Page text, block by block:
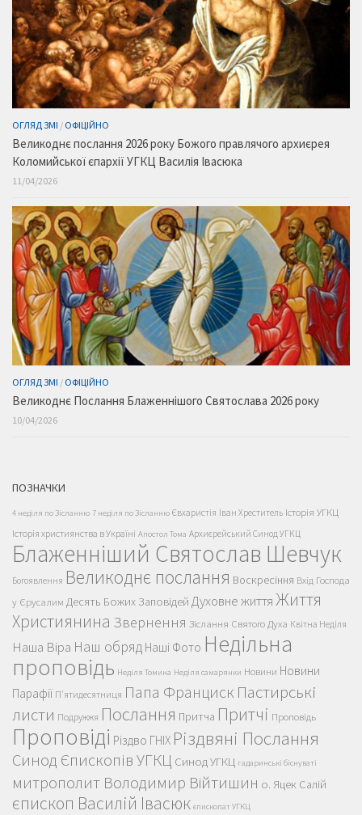
ОГЛЯД ЗМІ / ОФІЦІЙНО
Великоднє послання 2026 року Божого правлячого архиєрея
Коломийської єпархії УГКЦ Василія Івасюка
11/04/2026
ОГЛЯД ЗМІ / ОФІЦІЙНО
Великоднє Послання Блаженнішого Святослава 2026 року
10/04/2026
ПОЗНАЧКИ
4 неділя по Зісланню 7 неділя по Зісланню Євхаристія Іван Хреститель Історія УГКЦ
Історія християнства в Україні Апостол Тома Архиєрейський Синод УГКЦ
Блаженніший Святослав Шевчук
Богоявлення Великоднє послання Воскресіння Вхід Господа
у Єрусалим Десять Божих Заповідей Духовне життяЖиття
Християнина Звернення Зіслання Святого Духа Квітна Неділя
Наша Віра Наш обряд Наші Фото Недільна
проповідь Неділя Томина Неділя самарянки Новини Новини
Парафії П'ятидесятниця Папа Франциск Пастирські
листи Подружжя Послання Притча Притчі Проповідь
Проповіді Різдво ГНІХ Різдвяні Послання
Синод Єпископів УГКЦ Синод УГКЦ гадаринські біснуваті
митрополит Володимир Війтишин о. Яцек Салій
єпископ Василій Івасюк єпископат УГКЦ